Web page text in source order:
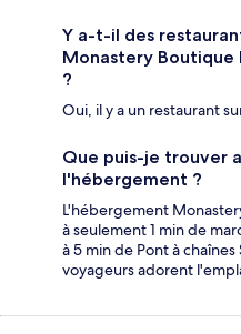
Y a-t-il des
Monastery Boutique
?
Oui, il y a un restaurant
Que puis-je trouver
l'hébergement ?
L'hébergement
à seulement 1 min de
à 5 min de Pont à
voyageurs adorent